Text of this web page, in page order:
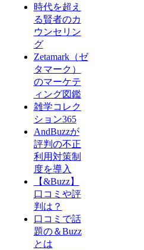
時代を超え
る賢者のカ
ウンセリン
グ
Zetamark（ゼ
タマーク）
のマーケテ
ィング図鑑
雑学コレク
ション365
AndBuzzが
評判の不正
利用対策制
度を導入
【&Buzz】
口コミや評
判は？
口コミで話
題の＆Buzz
とは